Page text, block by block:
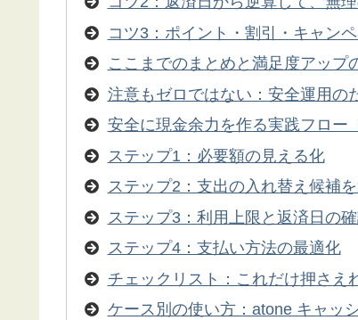
コツ3：ポイント・割引・キャン
ここまでのまとめと満足度アップ
注意もゼロではない：安全運用の
安全に現金余力を作る実践フロー
ステップ1：必要額の見える化
ステップ2：支出の入れ替え候補
ステップ3：利用上限と返済日の
ステップ4：支払い方法の最適化
チェックリスト：これだけ押さえ
ケース別の使い方：atone キャッ